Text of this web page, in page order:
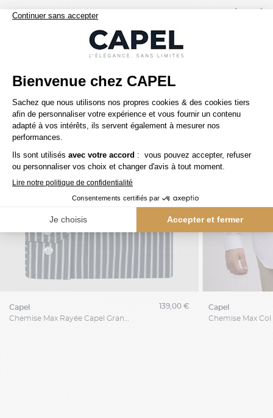
Nos clients aiment aussi
capel
Chemise Max Rayée Capel Grande Taille
139,00 € capel